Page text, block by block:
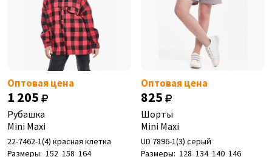
Оптовая цена
1 205
Рубашка
Mini Maxi
22-7462-1(4) красная клетка
Размеры: 152 158 164
Оптовая цена
825
Шорты
Mini Maxi
UD 7896-1(3) серый
Размеры: 128 134 140 146